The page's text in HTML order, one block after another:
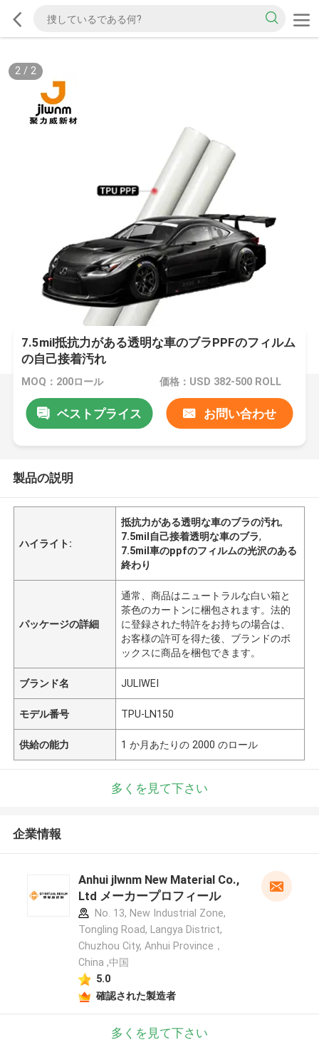
2/ 2
7.5mil抵抗力がある透明な車のブラPPFのフィルム
の自己接着汚れ
MOQ：200ロール 価格：USD 382-500 ROLL
ベストプライス お問い合わせ
製品の説明
ハイライト:
抵抗力がある透明な車のブラの汚れ,
7.5mil自己接着透明な車のブラ,
7.5mil車のppfのフィルムの光沢のある
終わり
パッケージの詳細
通常、商品はニュートラルな白い箱と
茶色のカートンに梱包されます。法的
に登録された特許をお持ちの場合は、
お客様の許可を得た後、ブランドのボ
ックスに商品を梱包できます。
ブランド名 JULIWEI
モデル番号 TPU-LN150
供給の能力 1 か月あたりの 2000 のロール
多くを見て下さい
企業情報
Anhui jlwnm New Material Co.,
Ltd メーカープロフィール
No. 13, New Industrial Zone,
Tongling Road, Langya District,
Chuzhou City, Anhui Province，
China ,中国
5.0
確認された製造者
多くを見て下さい